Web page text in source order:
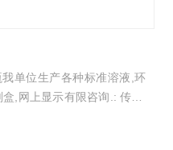
单位生产各种标准溶液,环
,网上显示有限咨询.: 传真: